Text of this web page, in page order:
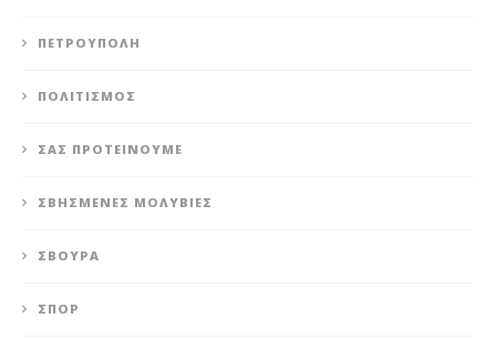
ΠΕΤΡΟΎΠΟΛΗ
ΠΟΛΙΤΙΣΜΌΣ
ΣΑΣ ΠΡΟΤΕΊΝΟΥΜΕ
ΣΒΗΣΜΈΝΕΣ ΜΟΛΥΒΙΈΣ
ΣΒΟΎΡΑ
ΣΠΟΡ